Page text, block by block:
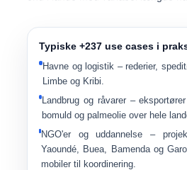
Typiske +237 use cases i
Havne og logistik – rederier,
Limbe og Kribi.
Landbrug og råvarer–
bomuld og palmeolie over hele
NGO'er og uddannelse –
Yaoundé, Buea, Bamenda og
mobiler til koordinering.